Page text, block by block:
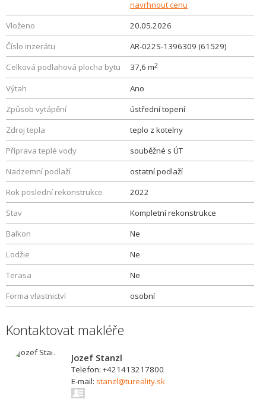
navrhnout cenu
Vloženo
20.05.2026
Číslo inzerátu
AR-022S-1396309 (61529)
Celková podlahová plocha bytu
37,6 m2
Výtah
Ano
Způsob vytápění
ústřední topení
Zdroj tepla
teplo z kotelny
Příprava teplé vody
souběžné s ÚT
Nadzemní podlaží
ostatní podlaží
Rok poslední rekonstrukce
2022
Stav
Kompletní rekonstrukce
Balkon
Ne
Lodžie
Ne
Terasa
Ne
Forma vlastnictví
osobní
Kontaktovat makléře
Jozef Stanzl
Telefon: +421413217800
E-mail: stanzl@tureality.sk